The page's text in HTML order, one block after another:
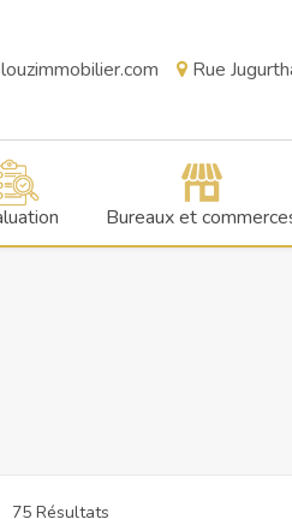
Rue
Bureaux et
75 Résultats